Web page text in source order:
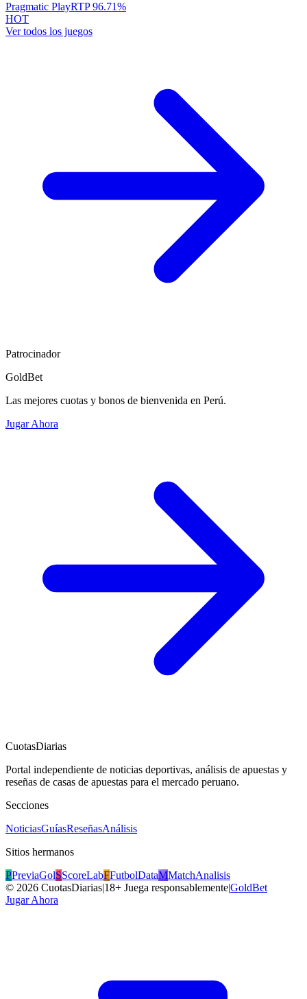
Pragmatic PlayRTP96.71%
HOT
Ver todos los juegos
Patrocinador
GoldBet
Las mejores cuotas y bonos de bienvenida en Perú.
Jugar Ahora
CuotasDiarias
Portal independiente de noticias deportivas, análisis de apuestas y
reseñas de casas de apuestas para el mercado peruano.
Secciones
NoticiasGuíasReseñasAnálisis
Sitios hermanos
PPreviaGolSScoreLabFFutbolDataMMatchAnalisis
© 2026 CuotasDiarias|18+ Juega responsablemente|GoldBet
Jugar Ahora